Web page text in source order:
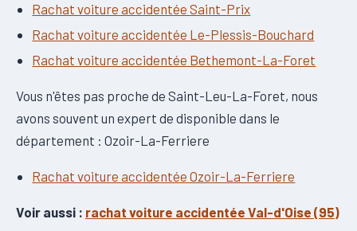
Rachat voiture accidentée Saint-Prix
Rachat voiture accidentée Le-Plessis-Bouchard
Rachat voiture accidentée Bethemont-La-Foret
Vous n'êtes pas proche de Saint-Leu-La-Foret, nous
avons souvent un expert de disponible dans le
département : Ozoir-La-Ferriere
Rachat voiture accidentée Ozoir-La-Ferriere
Voir aussi : rachat voiture accidentée Val-d'Oise (95)